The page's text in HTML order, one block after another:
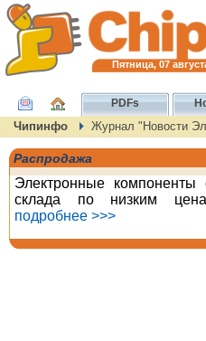
Пятница, 07
PDFs
Чипинфо Журнал "Новости
Распродажа
Электронные компоненты
склада по низким
подробнее >>>